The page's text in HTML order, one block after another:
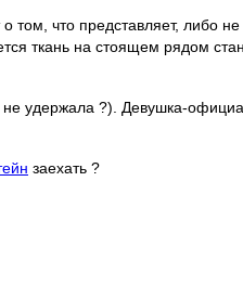
что представляет, либо не
ткань на стоящем рядом
удержала ?). Девушка-
заехать ?